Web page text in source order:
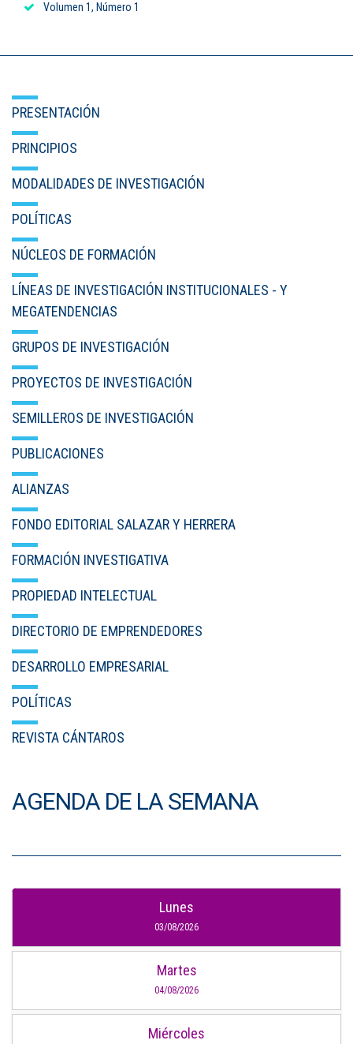
Volumen 1, Número 1
PRESENTACIÓN
PRINCIPIOS
MODALIDADES DE INVESTIGACIÓN
POLÍTICAS
NÚCLEOS DE FORMACIÓN
LÍNEAS DE INVESTIGACIÓN INSTITUCIONALES - Y
MEGATENDENCIAS
GRUPOS DE INVESTIGACIÓN
PROYECTOS DE INVESTIGACIÓN
SEMILLEROS DE INVESTIGACIÓN
PUBLICACIONES
ALIANZAS
FONDO EDITORIAL SALAZAR Y HERRERA
FORMACIÓN INVESTIGATIVA
PROPIEDAD INTELECTUAL
DIRECTORIO DE EMPRENDEDORES
DESARROLLO EMPRESARIAL
POLÍTICAS
REVISTA CÁNTAROS
AGENDA DE LA SEMANA
Lunes
03/08/2026
Martes
04/08/2026
Miércoles
Puntos de pago
Línea de Atención al Cliente